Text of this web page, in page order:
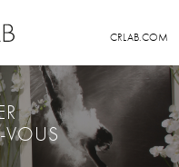
CRLAB.COM
VOUS